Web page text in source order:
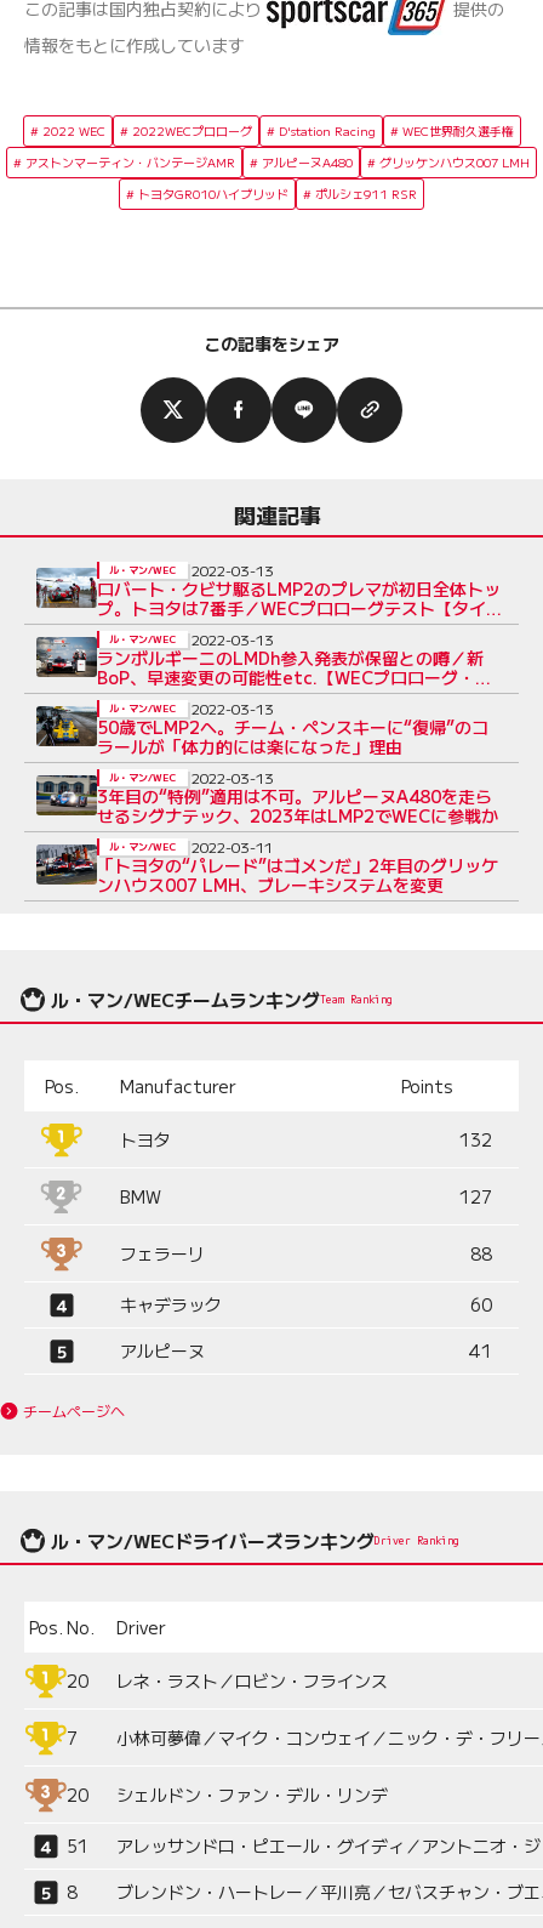
この記事は国内独占契約により
提供の
情報をもとに作成しています
2022 WEC 2022WECプロローグ D'station Racing
WEC世界耐久選手権
アストンマーティン・バンテージAMR
アルピーヌA480
グリッケンハウス007 LMH
トヨタGR010ハイブリッド
ポルシェ911 RSR
この記事をシェア
関連記事
ロバート・クビサ駆るLMP2のプレマが初日全体トッ
プ。トヨタは7番手／WECプロローグテスト【タイム
結果】
ル・マン/WEC 2022-03-13
ランボルギーニのLMDh参入発表が保留との噂／新
BoP、早速変更の可能性etc.【WECプロローグ・初
日Topics】
ル・マン/WEC 2022-03-13
50歳でLMP2へ。チーム・ペンスキーに“復帰”のコ
ラールが「体力的には楽になった」理由
ル・マン/WEC 2022-03-13
3年目の“特例”適用は不可。アルピーヌA480を走ら
せるシグナテック、2023年はLMP2でWECに参戦か
ル・マン/WEC 2022-03-13
「トヨタの“パレード”はゴメンだ」2年目のグリッケ
ンハウス007 LMH、ブレーキシステムを変更
ル・マン/WEC 2022-03-11
ル・マン/WECチームランキングTeam Ranking
Pos. Manufacturer Points
トヨタ 132
BMW 127
フェラーリ 88
キャデラック
60
アルピーヌ
41
チームページへ
ル・マン/WECドライバーズランキングDriver Ranking
Pos. No. Driver
20 レネ・ラスト／ロビン・フラインス
7 小林可夢偉／マイク・コンウェイ／ニック・デ・フリ
20 シェルドン・ファン・デル・リンデ
51
アレッサンドロ・ピエール・グイディ／アントニオ・
8
ブレンドン・ハートレー／平川亮／セバスチャン・ブ